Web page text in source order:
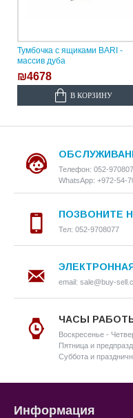
Тумбочка с ящиками BARI -
массив дуба
₪4678
В КОРЗИНУ
Телефон: 052-
WhatsApp: +972-54-
ПОЗВОНИТЕ
Тел: 052-9708077
email: sale@buy-
ЧАСЫ
Воскресенье -
Пятница и
Суббота и
Информация